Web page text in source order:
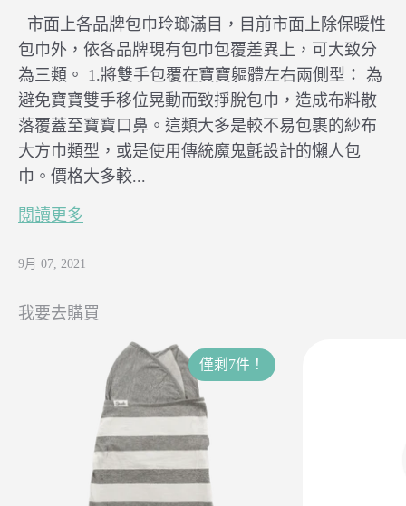
市面上各品牌包巾玲瑯滿目，目前市面上除保暖性
包巾外，依各品牌現有包巾包覆差異上，可大致分
為三類。 1.將雙手包覆在寶寶軀體左右兩側型： 為
避免寶寶雙手移位晃動而致掙脫包巾，造成布料散
落覆蓋至寶寶口鼻。這類大多是較不易包裹的紗布
大方巾類型，或是使用傳統魔鬼氈設計的懶人包
巾。價格大多較...
閱讀更多
9月 07, 2021
我要去購買
僅剩7件！